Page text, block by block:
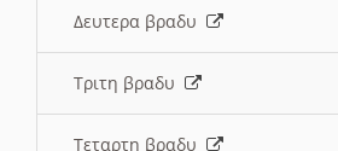
Δευτερα βραδυ
Τριτη βραδυ
Τεταρτη βραδυ